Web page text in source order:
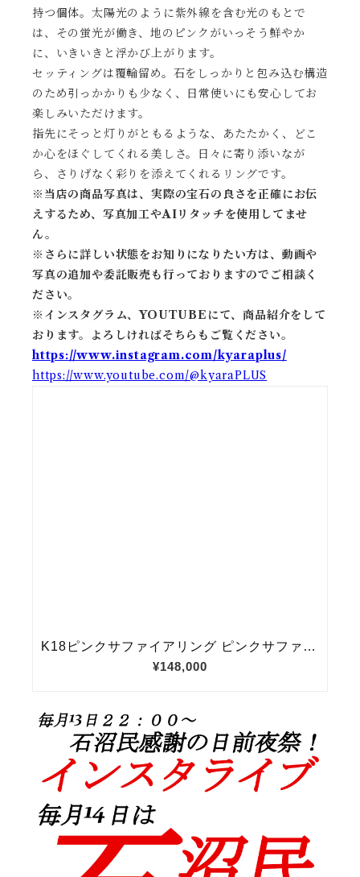
持つ個体。太陽光のように紫外線を含む光のもとで
は、その蛍光が働き、地のピンクがいっそう鮮やか
に、いきいきと浮かび上がります。
セッティングは覆輪留め。石をしっかりと包み込む構造
のため引っかかりも少なく、日常使いにも安心してお
楽しみいただけます。
指先にそっと灯りがともるような、あたたかく、どこ
か心をほぐしてくれる美しさ。日々に寄り添いなが
ら、さりげなく彩りを添えてくれるリングです。
※当店の商品写真は、実際の宝石の良さを正確にお伝
えするため、写真加工やAIリタッチを使用してませ
ん。
※ さらに詳しい状態をお知りになりたい方は、動画や
写真の追加や委託販売も行っておりますのでご相談く
ださい。
※ インスタグラム、YOUTUBEにて、商品紹介をして
おります。よろしければそちらもご覧ください。
https://www.instagram.com/kyaraplus/
https://www.youtube.com/@kyaraPLUS